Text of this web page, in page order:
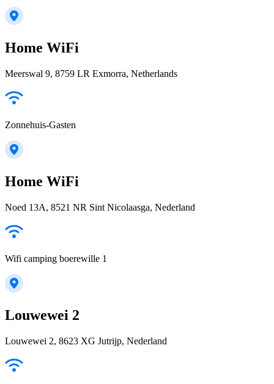
Home WiFi
Meerswal 9, 8759 LR Exmorra, Netherlands
Zonnehuis-Gasten
Home WiFi
Noed 13A, 8521 NR Sint Nicolaasga, Nederland
Wifi camping boerewille 1
Louwewei 2
Louwewei 2, 8623 XG Jutrijp, Nederland